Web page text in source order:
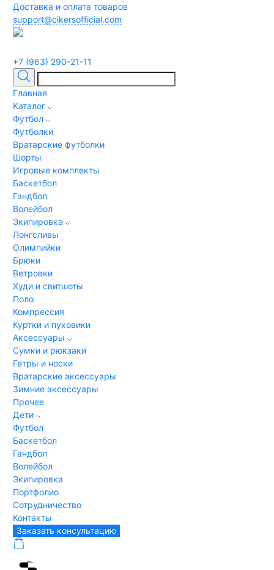
Доставка и оплата товаров
support@cikersofficial.com
+7 (963) 290-21-11
Главная
Каталог
Футбол
Футболки
Вратарские футболки
Шорты
Игровые комплекты
Баскетбол
Гандбол
Волейбол
Экипировка
Лонгсливы
Олимпийки
Брюки
Ветровки
Худи и свитшоты
Поло
Компрессия
Куртки и пуховики
Аксессуары
Сумки и рюкзаки
Гетры и носки
Вратарские аксессуары
Зимние аксессуары
Прочее
Дети
Футбол
Баскетбол
Гандбол
Волейбол
Экипировка
Портфолио
Сотрудничество
Контакты
Заказать консультацию